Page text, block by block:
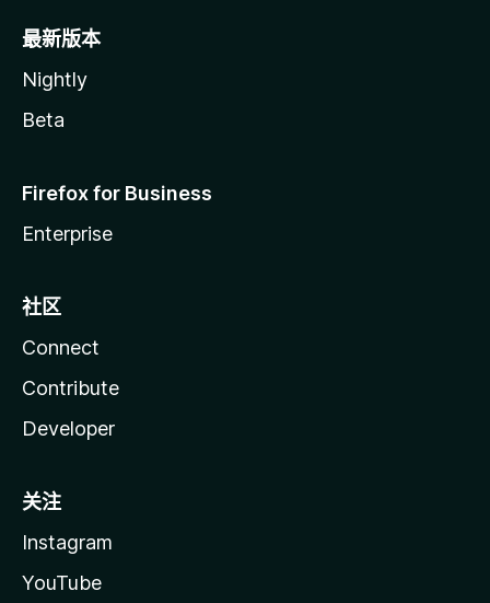
最新版本
Nightly
Beta
Firefox for Business
Enterprise
社区
Connect
Contribute
Developer
关注
Instagram
YouTube